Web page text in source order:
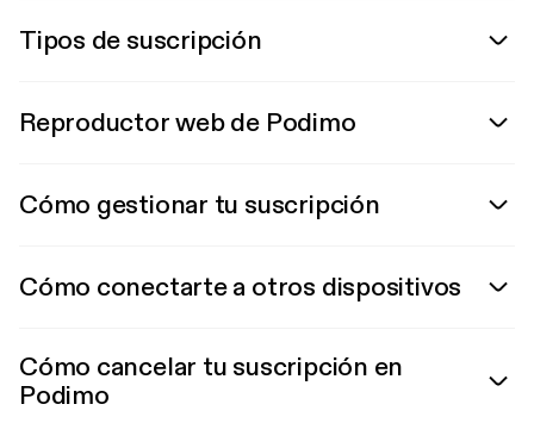
Tipos de suscripción
Reproductor web de Podimo
Cómo gestionar tu suscripción
Cómo conectarte a otros dispositivos
Cómo cancelar tu suscripción en
Podimo